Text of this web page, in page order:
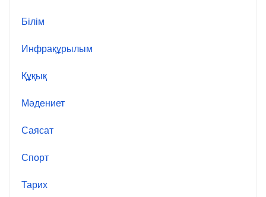
Білім
Инфрақұрылым
Құқық
Мәдениет
Саясат
Спорт
Тарих